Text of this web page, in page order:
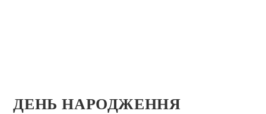
ДЕНЬ НАРОДЖЕННЯ